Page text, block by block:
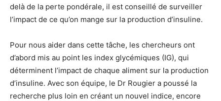
delà de la perte pondérale, il est conseillé de surveiller
l’impact de ce qu’on mange sur la production d’insuline.
Pour nous aider dans cette tâche, les chercheurs ont
d’abord mis au point les index glycémiques (IG), qui
déterminent l’impact de chaque aliment sur la production
d’insuline. Avec son équipe, le Dr Rougier a poussé la
recherche plus loin en créant un nouvel indice, encore